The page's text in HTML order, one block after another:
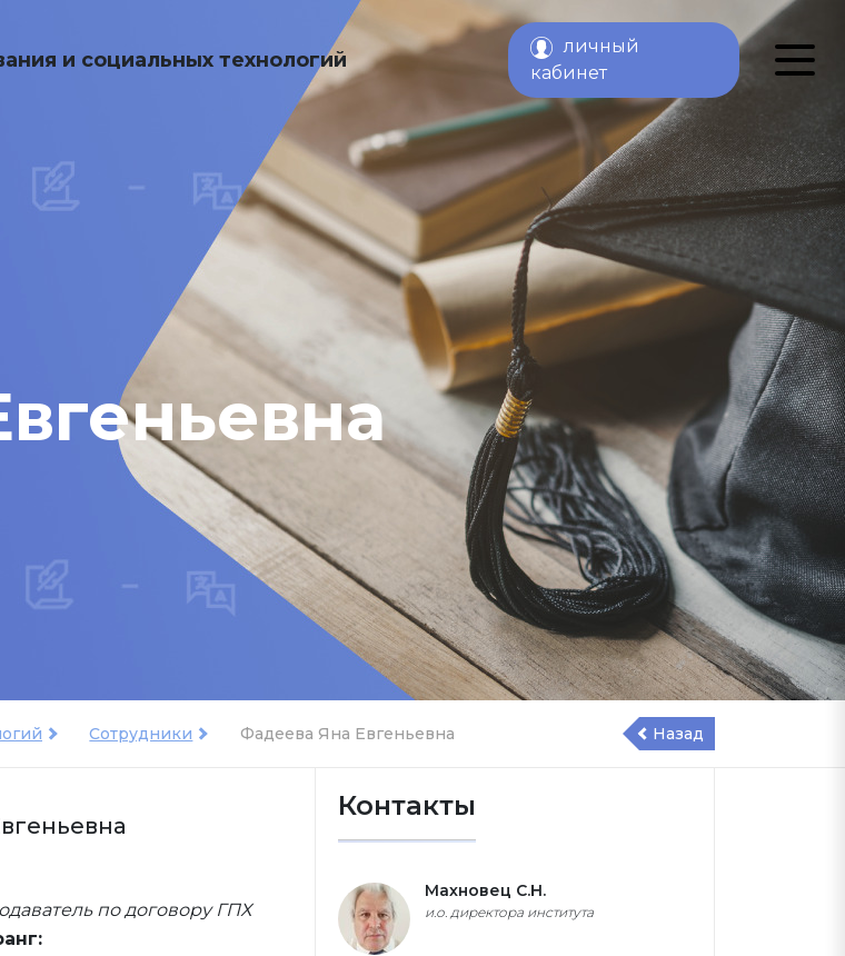
и социальных технологий
личный
кабинет
Сотрудники Фадеева Яна Евгеньевна Назад
по договору ГПХ
Контакты
Махновец С.Н.
и.о. директора института